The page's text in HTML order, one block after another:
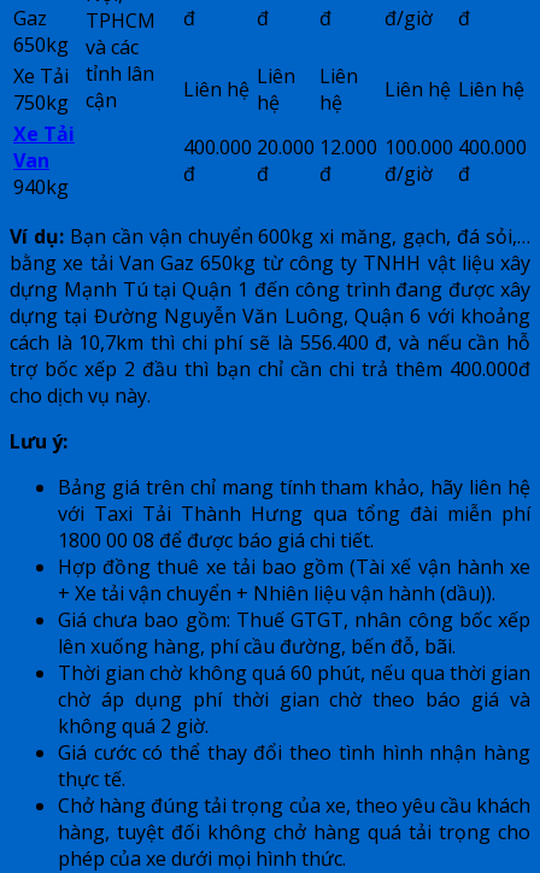
TPHCM
và các
tỉnh lân
cận
Gaz
650kg
đ
đ
đ
đ/giờ
đ
Xe Tải
750kg
Liên hệ Liên
hệ
Liên
hệ
Liên hệ Liên hệ
Xe Tải
Van
940kg
400.000
đ
20.000
đ
12.000
đ
100.000
đ/giờ
400.000
đ
Ví dụ: Bạn cần vận chuyển 600kg xi măng, gạch, đá sỏi,…
bằng xe tải Van Gaz 650kg từ công ty TNHH vật liệu xây
dựng Mạnh Tú tại Quận 1 đến công trình đang được xây
dựng tại Đường Nguyễn Văn Luông, Quận 6 với khoảng
cách là 10,7km thì chi phí sẽ là 556.400 đ, và nếu cần hỗ
trợ bốc xếp 2 đầu thì bạn chỉ cần chi trả thêm 400.000đ
cho dịch vụ này.
Lưu ý:
Bảng giá trên chỉ mang tính tham khảo, hãy liên hệ
với Taxi Tải Thành Hưng qua tổng đài miễn phí
1800 00 08 để được báo giá chi tiết.
Hợp đồng thuê xe tải bao gồm (Tài xế vận hành xe
+ Xe tải vận chuyển + Nhiên liệu vận hành (dầu)).
Giá chưa bao gồm: Thuế GTGT, nhân công bốc xếp
lên xuống hàng, phí cầu đường, bến đỗ, bãi.
Thời gian chờ không quá 60 phút, nếu qua thời gian
chờ áp dụng phí thời gian chờ theo báo giá và
không quá 2 giờ.
Giá cước có thể thay đổi theo tình hình nhận hàng
thực tế.
Chở hàng đúng tải trọng của xe, theo yêu cầu khách
hàng, tuyệt đối không chở hàng quá tải trọng cho
phép của xe dưới mọi hình thức.